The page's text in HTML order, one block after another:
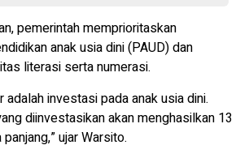
pemerintah memprioritaskan
anak usia dini (PAUD) dan
literasi serta numerasi.
investasi pada anak usia dini.
diinvestasikan akan menghasilkan 13
ujar Warsito.